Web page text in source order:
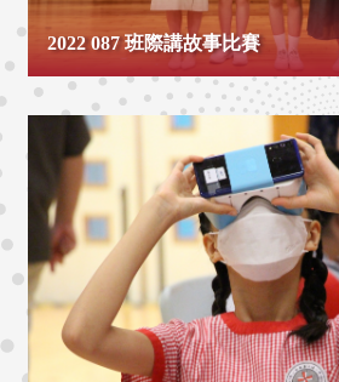
2022 087 班際講故事比賽